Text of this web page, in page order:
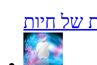
של חיות